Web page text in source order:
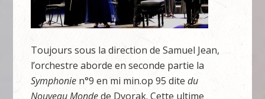
Toujours sous la direction de Samuel Jean,
l’orchestre aborde en seconde partie la
Symphonie n°9 en mi min.op 95 ditedu
Nouveau Mondede Dvorak. Cette ultime